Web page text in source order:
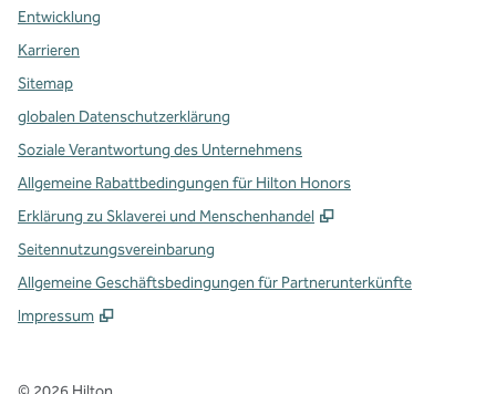
Entwicklung
Karrieren
Sitemap
globalen Datenschutzerklärung
Soziale Verantwortung des Unternehmens
Allgemeine Rabattbedingungen für Hilton Honors
Erklärung zu Sklaverei und Menschenhandel
,
Seitennutzungsvereinbarung
Allgemeine Geschäftsbedingungen für Partnerunterkünfte
Impressum